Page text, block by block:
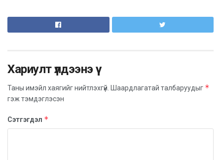
хүчин чадалтай. Сургуулийн барилга, байгууламжийг
баллд тэсвэртэй тул гамшгийн үед түр хорогдох байр
болгон ашиглах боломжтой юм.
Хариулт үлдээнэ үү
Таны имэйл хаягийг нийтлэхгүй. Шаардлагатай талбаруудыг *
гэж тэмдэглэсэн
Сэтгэгдэл *